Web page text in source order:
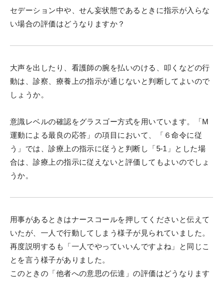
セデーション中や、せん妄状態であるときに指示が入らな
い場合の評価はどうなりますか？
大声を出したり、看護師の腕を払いのける、叩くなどの行
動は、診察、療養上の指示が通じないと判断してよいので
しょうか。
意識レベルの確認をグラスゴー方式を用いています。「M
運動による最良の応答」の項目において、「６命令に従
う」では、診療上の指示に従うと判断し「5-1」とした場
合は、診療上の指示に従えないと評価してもよいのでしょ
うか。
用事があるときはナースコールを押してくださいと伝えて
いたが、一人で行動してしまう様子が見られていました。
再度説明するも「一人でやっていいんですよね」と同じこ
とを言う様子がありました。
このときの「他者への意思の伝達」の評価はどうなります